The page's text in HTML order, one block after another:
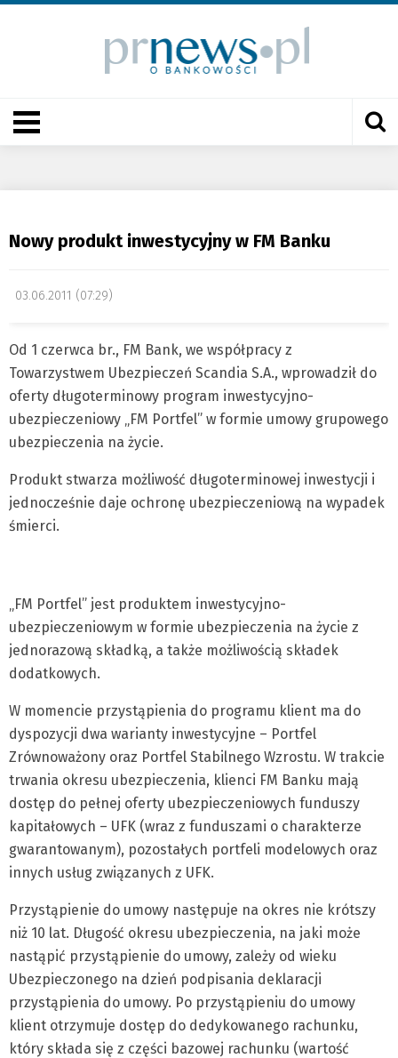
Nowy produkt inwestycyjny w FM Banku
03.06.2011 (07:29)
Od 1 czerwca br., FM Bank, we współpracy z
Towarzystwem Ubezpieczeń Scandia S.A., wprowadził do
oferty długoterminowy program inwestycyjno-
ubezpieczeniowy „FM Portfel” w formie umowy grupowego
ubezpieczenia na życie.
Produkt stwarza możliwość długoterminowej inwestycji i
jednocześnie daje ochronę ubezpieczeniową na wypadek
śmierci.
„FM Portfel” jest produktem inwestycyjno-
ubezpieczeniowym w formie ubezpieczenia na życie z
jednorazową składką, a także możliwością składek
dodatkowych.
W momencie przystąpienia do programu klient ma do
dyspozycji dwa warianty inwestycyjne – Portfel
Zrównoważony oraz Portfel Stabilnego Wzrostu. W trakcie
trwania okresu ubezpieczenia, klienci FM Banku mają
dostęp do pełnej oferty ubezpieczeniowych funduszy
kapitałowych – UFK (wraz z funduszami o charakterze
gwarantowanym), pozostałych portfeli modelowych oraz
innych usług związanych z UFK.
Przystąpienie do umowy następuje na okres nie krótszy
niż 10 lat. Długość okresu ubezpieczenia, na jaki może
nastąpić przystąpienie do umowy, zależy od wieku
Ubezpieczonego na dzień podpisania deklaracji
przystąpienia do umowy. Po przystąpieniu do umowy
klient otrzymuje dostęp do dedykowanego rachunku,
który składa się z części bazowej rachunku (wartość